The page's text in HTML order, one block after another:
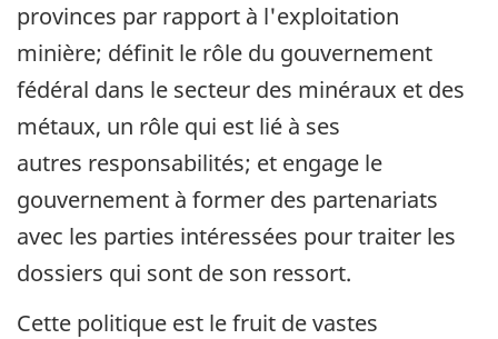
provinces par rapport à l'exploitation
minière; définit le rôle du gouvernement
fédéral dans le secteur des minéraux et des
métaux, un rôle qui est lié à ses
autres responsabilités; et engage le
gouvernement à former des partenariats
avec les parties intéressées pour traiter les
dossiers qui sont de son ressort.
Cette politique est le fruit de vastes